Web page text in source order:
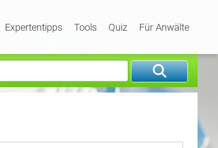
Expertentipps Tools Quiz Für Anwälte